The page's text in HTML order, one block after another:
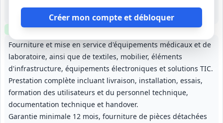
Créer mon compte et débloquer
Fourniture et mise en service d'équipements médicaux et de
laboratoire, ainsi que de textiles, mobilier, éléments
d'infrastructure, équipements électroniques et solutions TIC.
Prestation complète incluant livraison, installation, essais,
formation des utilisateurs et du personnel technique,
documentation technique et handover.
Garantie minimale 12 mois, fourniture de pièces détachées
7 mois à partir de la date d'attribution
Clause environnementale Visiteoptionnelle